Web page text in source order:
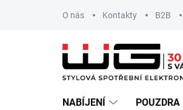
O nás Kontakty B2B
NABÍJENÍ POUZDRA